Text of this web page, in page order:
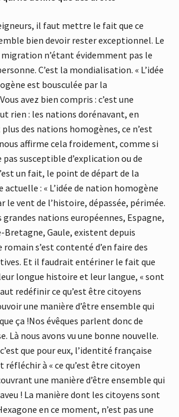
il faut mettre le fait que ce
bien devoir rester exceptionnel. Le
n’étant évidemment pas le
C’est la mondialisation. « L’idée
est bousculée par la
avez bien compris : c’est une
rien : les nations dorénavant, en
des nations homogènes, ce n’est
affirme cela froidement, comme si
susceptible d’explication ou de
un fait, le point de départ de la
: « L’idée de nation homogène
le vent de l’histoire, dépassée, périmée.
grandes nations européennes, Espagne,
Bretagne, Gaule, existent depuis
romain s’est contenté d’en faire des
Et il faudrait entériner le fait que
longue histoire et leur langue, « sont
redéfinir ce qu’est être citoyens
une manière d’être ensemble qui
ça !Nos évêques parlent donc de
Là nous avons vu une bonne nouvelle.
que pour eux, l’identité française
réfléchir à « ce qu’est être citoyen
une manière d’être ensemble qui
aveu ! La manière dont les citoyens sont
en ce moment, n’est pas une